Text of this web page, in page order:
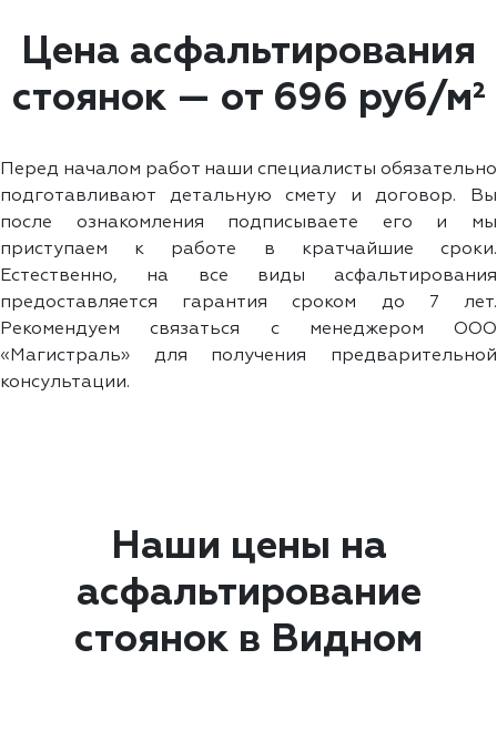
Цена асфальтирования
стоянок — от 696 руб/м²
Перед началом работ наши специалисты обязательно
подготавливают детальную смету и договор. Вы
после ознакомления подписываете его и мы
приступаем к работе в кратчайшие сроки.
Естественно, на все виды асфальтирования
предоставляется гарантия сроком до 7 лет.
Рекомендуем связаться с менеджером ООО
«Магистраль» для получения предварительной
консультации.
Наши цены на
асфальтирование
стоянок в Видном